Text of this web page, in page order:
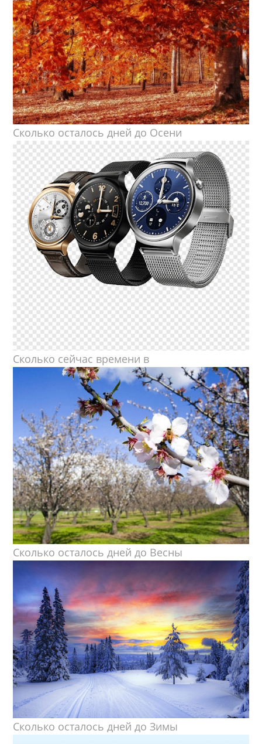
Сколько осталось дней до Осени
Сколько сейчас времени в
Сколько осталось дней до Весны
Сколько осталось дней до Зимы